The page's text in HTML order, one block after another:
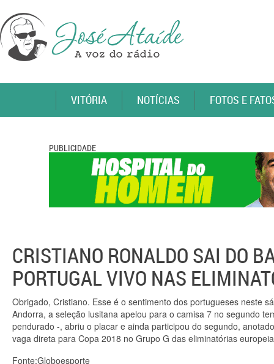
VITÓRIA NOTÍCIAS FOTOS E
PUBLICIDADE
CRISTIANO RONALDO SAI DO
PORTUGAL VIVO NAS
Obrigado, Cristiano. Esse é o sentimento dos portugueses neste
Andorra, a seleção lusitana apelou para o camisa 7 no segundo
pendurado -, abriu o placar e ainda participou do segundo,
vaga direta para Copa 2018 no Grupo G das eliminatórias
Fonte:Globoesporte